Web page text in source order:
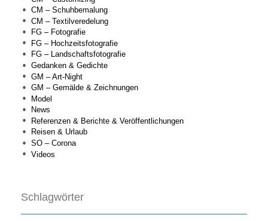
CM – Schuhbemalung
CM – Textilveredelung
FG – Fotografie
FG – Hochzeitsfotografie
FG – Landschaftsfotografie
Gedanken & Gedichte
GM – Art-Night
GM – Gemälde & Zeichnungen
Model
News
Referenzen & Berichte & Veröffentlichungen
Reisen & Urlaub
SO – Corona
Videos
Schlagwörter